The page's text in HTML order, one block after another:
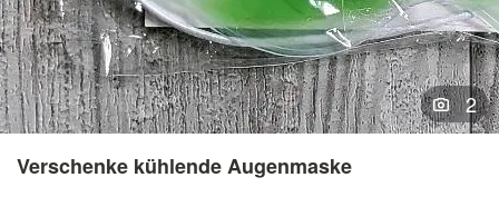
2
Verschenke kühlende Augenmaske